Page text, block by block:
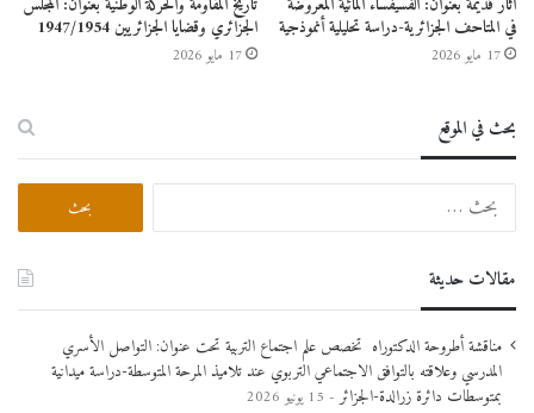
تزويد الطلبة
والأساتذة
والموظفين
بالمعلومات حول
كيفية العمل بنظام
SPSS
.
في المتاحف الجزائرية-دراسة تحليلية أنموذجية
17 مايو 2026
الجزائري وقضايا الجزائريين 1947/1954
17 مايو 2026
بحث في الموقع
مقالات حديثة
مناقشة أطروحة الدكتوراه تخصص علم اجتماع التربية تحت عنوان: التواصل الأسري
المدرسي وعلاقته بالتوافق الاجتماعي التربوي عند تلاميذ المرحة المتوسطة-دراسة ميدانية
بمتوسطات دائرة زرالدة-الجزائر
15 يونيو 2026